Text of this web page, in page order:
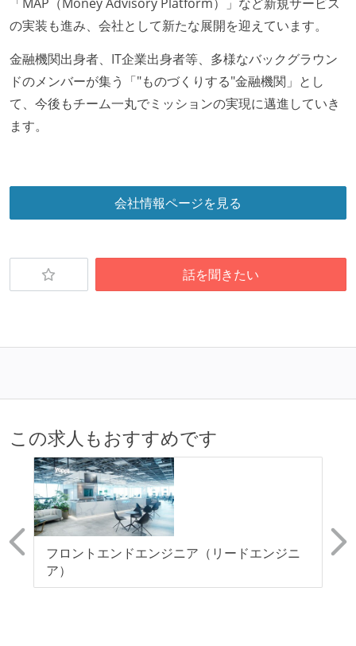
受動喫煙防止措置：屋内禁煙（屋内に喫煙可能室設
置）
の実装も進み、会社として新たな展開を迎えています。
金融機関出身者、IT企業出身者等、多様なバックグラウン
ドのメンバーが集う「"ものづくりする"金融機関」とし
て、今後もチーム一丸でミッションの実現に邁進していき
ます。
会社情報ページを見る
話を聞きたい
この求人もおすすめです
フロントエンドエンジニア（リードエンジニ
ア）